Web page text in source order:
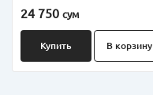
24 750 сум
Купить В корзину